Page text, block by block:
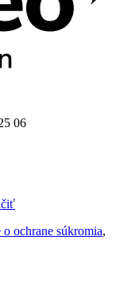
06
o ochrane súkromia,